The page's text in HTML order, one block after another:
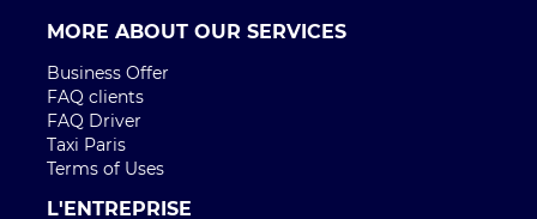
Contactez nous
Paris
Bordeaux
TRAJETS AÉROPORT
Aéroport Roissy Charles de Gaulle